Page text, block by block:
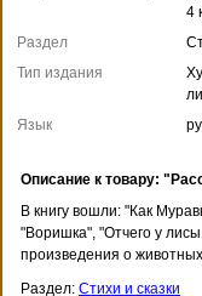
4
Раздел
Тип издания
Язык
Описание к товару:
В книгу вошли: "Как
"Воришка", "Отчего у
произведения о
Раздел: Стихи и сказки